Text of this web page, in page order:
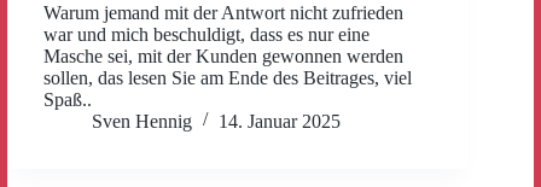
Warum jemand mit der Antwort nicht zufrieden
war und mich beschuldigt, dass es nur eine
Masche sei, mit der Kunden gewonnen werden
sollen, das lesen Sie am Ende des Beitrages, viel
Spaß..
Sven Hennig
14. Januar 2025